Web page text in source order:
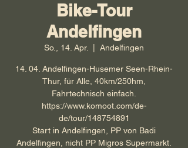
Bike-Tour
Andelfingen
So., 14. Apr. Andelfingen
14. 04. Andelfingen-Husemer Seen-Rhein-
Thur, für Alle, 40km/250hm,
Fahrtechnisch einfach.
https://www.komoot.com/de-
de/tour/148754891
Start in Andelfingen, PP von Badi
Andelfingen, nicht PP Migros Supermarkt.